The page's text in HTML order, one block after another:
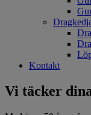
Kontakt
Vi täcker